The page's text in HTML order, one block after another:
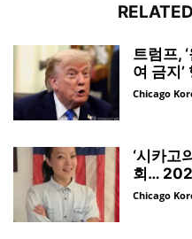
트럼프,
여 금지’
Chicago
‘시카고
회…
Chicago